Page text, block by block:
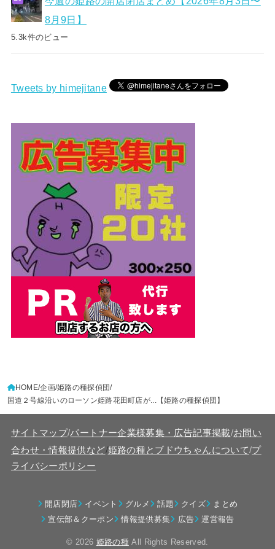
8月9日】
5.3k件のビュー
Tweets by himejitane
HOME 企画 姫路の種探偵団
国道２号線沿いのローソン姫路花田町店が...【姫路の種探偵団】
サイトマップ/パートナー企業様募集・広告記事掲載/お問い
合わせ・情報提供など/姫路の種とブドウちゃんについて/プ
ライバシーポリシー
開店閉店 イベント グルメ 話題 クイズ
まとめ
宣伝部＆クーポン
情報提供募集 広告 運営報告
© 2026 姫路の種All Rights Reserved.